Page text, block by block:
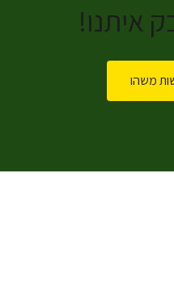
איתנו!
משהו